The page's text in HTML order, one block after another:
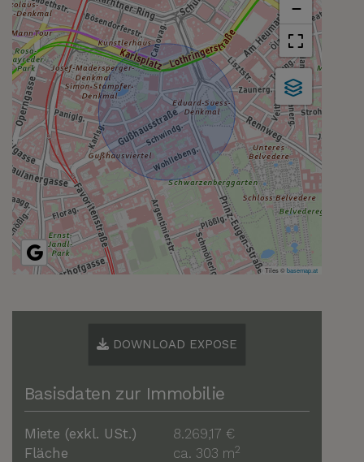
−
Tiles ©basemap.at
DOWNLOAD EXPOSE
Basisdaten zur Immobilie
Miete (exkl. USt.)
8.269,17 €
Fläche
ca. 303 m2